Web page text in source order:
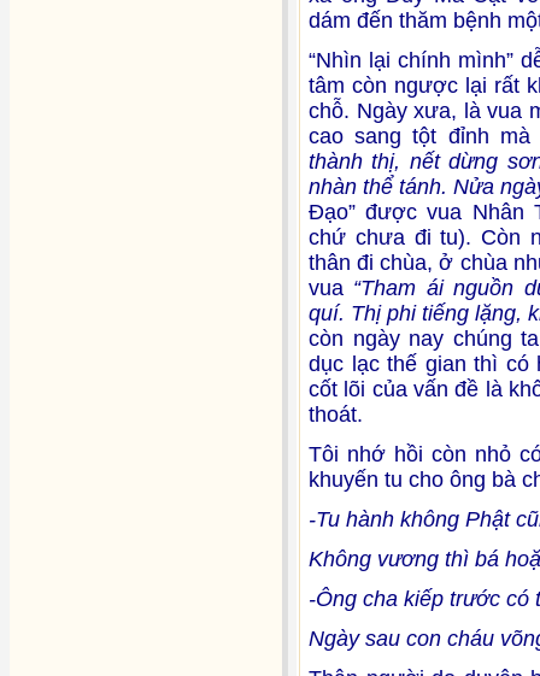
dám đến thăm bệnh
“Nhìn lại chính mình”
tâm còn ngược lại rất
chỗ. Ngày xưa, là vua
cao sang tột đỉnh
thành thị, nết dừng
nhàn thể tánh. Nửa
Đạo” được vua Nhân
chứ chưa đi tu). Còn
thân đi chùa, ở chùa
vua “Tham ái nguồn
quí. Thị phi tiếng lặng,
còn ngày nay chúng
dục lạc thế gian thì có
cốt lõi của vấn đề là
thoát.
Tôi nhớ hồi còn nhỏ
khuyến tu cho ông bà
-Tu hành không Phật
Không vương thì bá
-Ông cha kiếp trước có
Ngày sau con cháu